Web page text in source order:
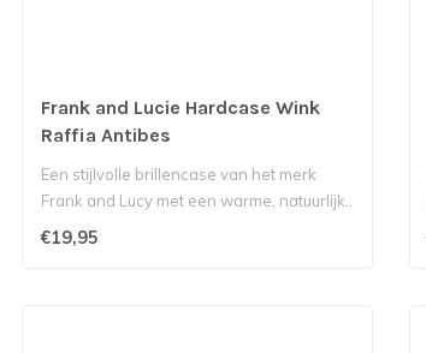
Frank and Lucie Hardcase Wink
Raffia Antibes
Een stijlvolle brillencase van het merk
Frank and Lucy met een warme, natuurlijk..
€19,95